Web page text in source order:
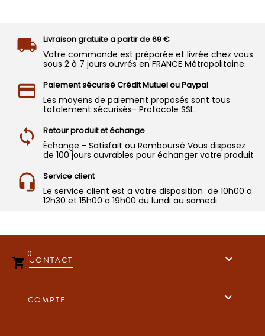
Livraison gratuite a partir de 69 €
Votre commande est préparée et livrée chez vous
sous 2 à 7 jours ouvrés en FRANCE Métropolitaine.
Paiement sécurisé Crédit Mutuel ou Paypal
Les moyens de paiement proposés sont tous
totalement sécurisés- Protocole SSL.
Retour produit et échange
Échange - Satisfait ou Remboursé Vous disposez
de 100 jours ouvrables pour échanger votre produit
Service client
Le service client est a votre disposition de 10h00 a
12h30 et 15h00 a 19h00 du lundi au samedi
CONTACT 
COMPTE 

0